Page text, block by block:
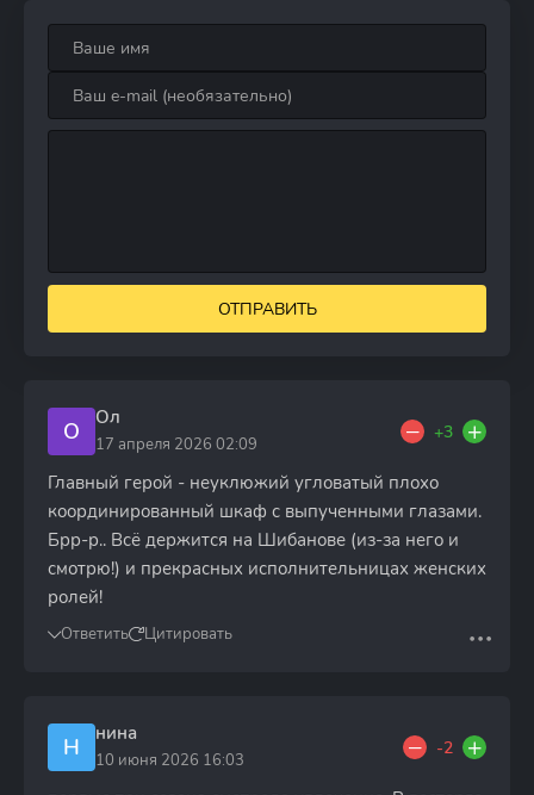
ОТПРАВИТЬ
О Ол
17 апреля 2026 02:09
+3
Главный герой - неуклюжий угловатый плохо
координированный шкаф с выпученными глазами.
Брр-р.. Всё держится на Шибанове (из-за него и
смотрю!) и прекрасных исполнительницах женских
ролей!
Ответить Цитировать
Н нина
10 июня 2026 16:03
-2